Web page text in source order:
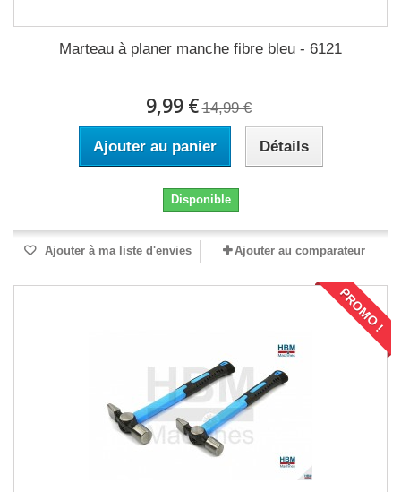
Marteau à planer manche fibre bleu - 6121
9,99 € 14,99 €
Ajouter au panier Détails
Disponible
Ajouter à ma liste d'envies Ajouter au comparateur
PROMO !